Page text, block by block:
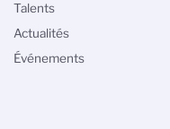
Talents
Actualités
Événements
cookies
des cookies du CNRS